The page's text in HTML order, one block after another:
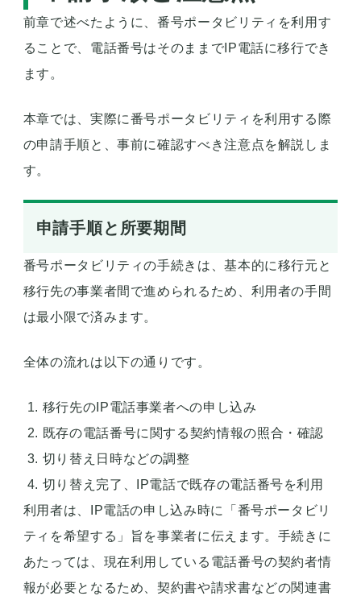
前章で述べたように、番号ポータビリティを利用す
ることで、電話番号はそのままでIP電話に移行でき
ます。
本章では、実際に番号ポータビリティを利用する際
の申請手順と、事前に確認すべき注意点を解説しま
す。
申請手順と所要期間
番号ポータビリティの手続きは、基本的に移行元と
移行先の事業者間で進められるため、利用者の手間
は最小限で済みます。
全体の流れは以下の通りです。
移行先のIP電話事業者への申し込み
既存の電話番号に関する契約情報の照合・確認
切り替え日時などの調整
切り替え完了、IP電話で既存の電話番号を利用
利用者は、IP電話の申し込み時に「番号ポータビリ
ティを希望する」旨を事業者に伝えます。手続きに
あたっては、現在利用している電話番号の契約者情
報が必要となるため、契約書や請求書などの関連書